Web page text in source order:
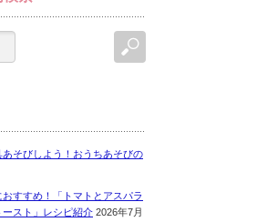
そびしよう！おうちあそびの
すすめ！「トマトとアスパラ
スト」レシピ紹介 2026年7月